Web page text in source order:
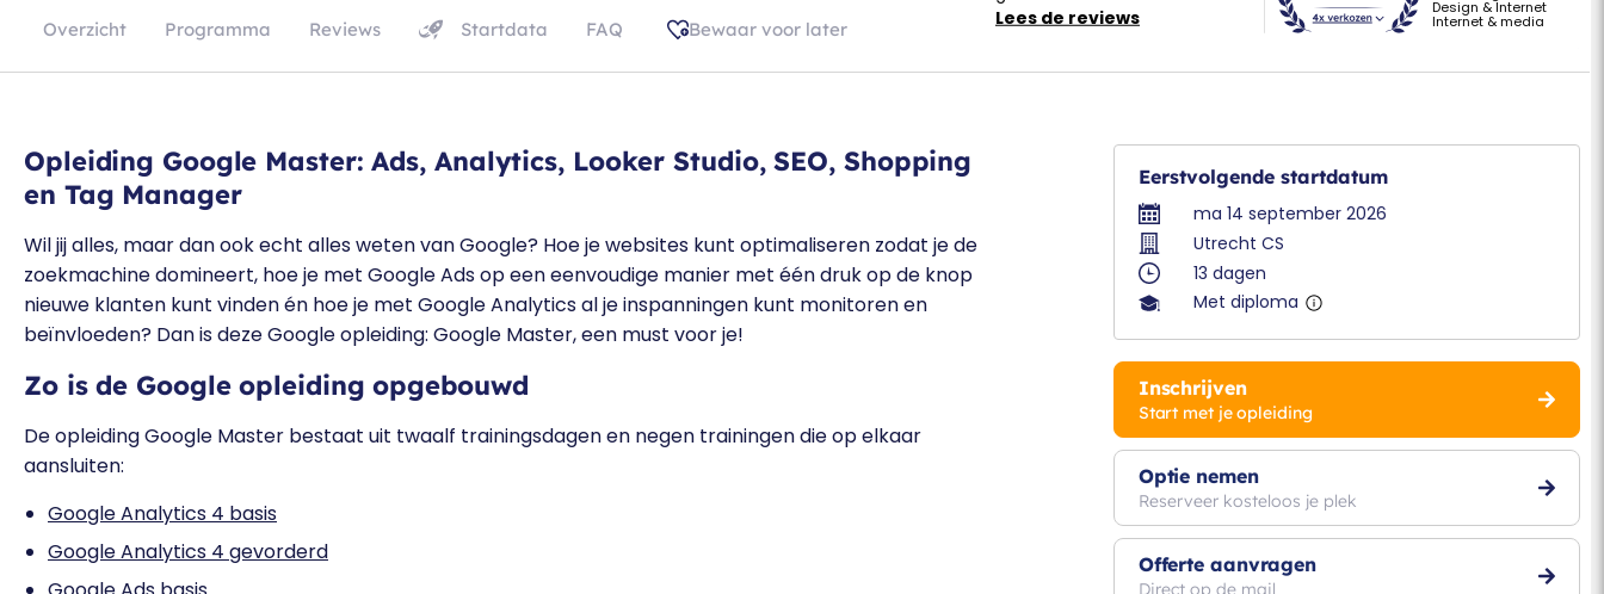
Lees de reviews
Design & Internet
Internet & media
Overzicht Programma Reviews Startdata FAQ Bewaar voor later
030 207 8200
Opleiding Google Master: Ads, Analytics, Looker Studio, SEO, Shopping
en Tag Manager
Wil jij alles, maar dan ook echt alles weten van Google? Hoe je websites kunt optimaliseren zodat je de
zoekmachine domineert, hoe je met Google Ads op een eenvoudige manier met één druk op de knop
nieuwe klanten kunt vinden én hoe je met Google Analytics al je inspanningen kunt monitoren en
beïnvloeden? Dan is deze Google opleiding: Google Master, een must voor je!
Zo is de Google opleiding opgebouwd
De opleiding Google Master bestaat uit twaalf trainingsdagen en negen trainingen die op elkaar
aansluiten:
Google Analytics 4 basis
Google Analytics 4 gevorderd
Eerstvolgende startdatum
ma 14 september 2026
Utrecht CS
13 dagen
Met diploma
Inschrijven
Start met je opleiding
Optie nemen
Reserveer kosteloos je plek
Offerte aanvragen
Direct op de mail